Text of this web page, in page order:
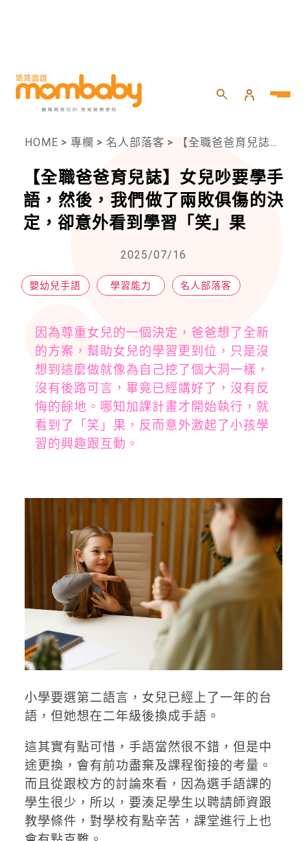
HOME > 專欄 > 名人部落客 > 【全職爸爸育兒誌】女兒吵要學手語，然後，我們做了兩敗俱傷的決定，卻意外看到學習「笑」果
【全職爸爸育兒誌】女兒吵要學手
語，然後，我們做了兩敗俱傷的決
定，卻意外看到學習「笑」果
2025/07/16
嬰幼兒手語 學習能力 名人部落客
因為尊重女兒的一個決定，爸爸想了全新
的方案，幫助女兒的學習更到位，只是沒
想到這麼做就像為自己挖了個大洞一樣，
沒有後路可言，畢竟已經講好了，沒有反
悔的餘地。哪知加課計畫才開始執行，就
看到了「笑」果，反而意外激起了小孩學
習的興趣跟互動。
小學要選第二語言，女兒已經上了一年的台
語，但她想在二年級後換成手語。
這其實有點可惜，手語當然很不錯，但是中
途更換，會有前功盡棄及課程銜接的考量。
而且從跟校方的討論來看，因為選手語課的
學生很少，所以，要湊足學生以聘請師資跟
教學條件，對學校有點辛苦，課堂進行上也